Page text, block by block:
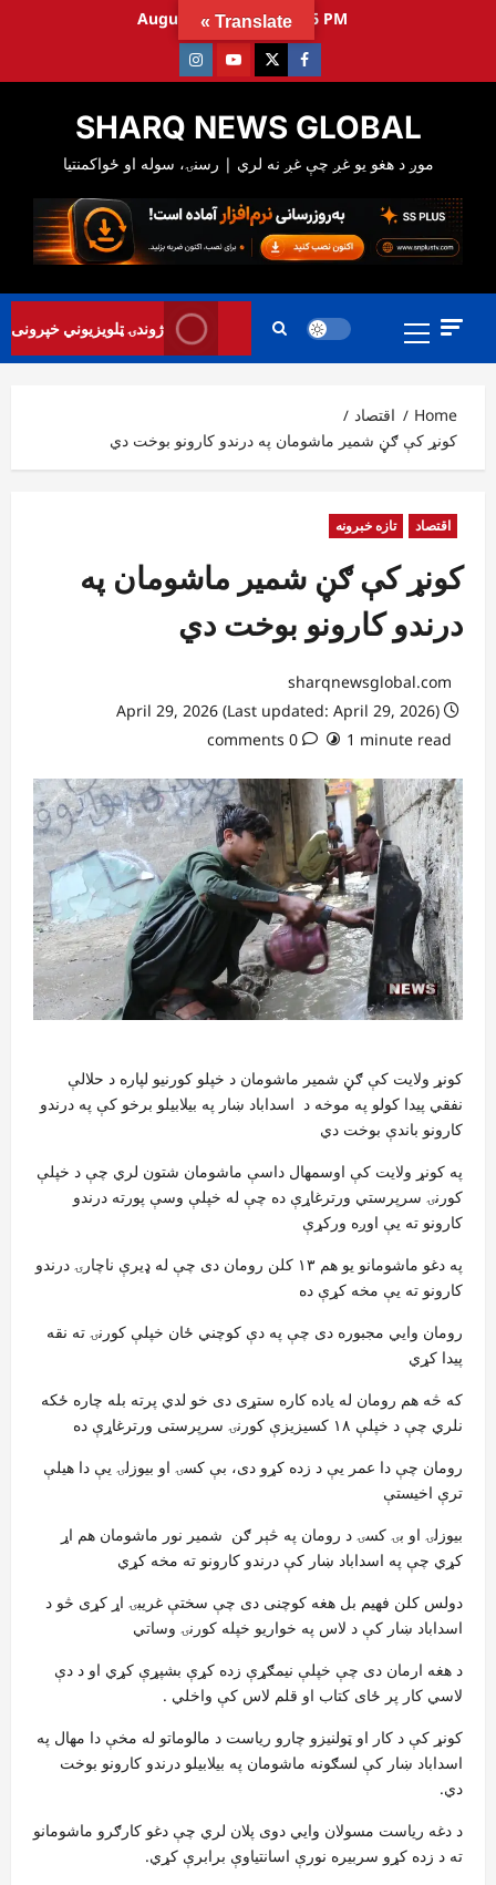
August 6, 2026 4:11:37 PM
Facebook
Twitter
Youtube
Instagram
SHARQ NEWS GLOBAL
Primary
ژوندۍ ټلویزیوني خپرونی
Home
اقتصاد
کونړ کې ګڼ شمیر ماشومان په درندو کارونو بوخت دي
اقتصاد تازه خبرونه
کونړ کې ګڼ شمیر ماشومان په
درندو کارونو بوخت دي
sharqnewsglobal.com
1 minute read
0 comments
کونړ ولایت کې ګڼ شمیر ماشومان د خپلو کورنیو لپاره د حلالې
نفقي پیدا کولو په موخه د اسداباد ښار په بیلابیلو برخو کې په درندو
کارونو باندې بوخت دي
په کونړ ولایت کې اوسمهال داسې ماشومان شتون لري چې د خپلې
کورنۍ سرپرستي ورترغاړې ده چې له خپلې وسې پورته درندو
کارونو ته يې اوږه ورکړې
په دغو ماشومانو یو هم ۱۳ کلن رومان دی چې له ډیرې ناچارۍ درندو
کارونو ته يې مخه کړې ده
رومان وايي مجبوره دی چې په دې کوچني ځان خپلې کورنۍ ته نقه
پیدا کړي
که څه هم رومان له یاده کاره ستړی دی خو لدي پرته بله چاره ځکه
نلري چې د خپلې ۱۸ کسیزیزې کورنۍ سرپرستی ورترغاړې ده
رومان چې دا عمر یې د زده کړو دی، بې کسۍ او بیوزلۍ یې دا هیلې
ترې اخیستې
بیوزلۍ او بۍ کسۍ د رومان په څېر ګن شمیر نور ماشومان هم اړ
کړي چې په اسداباد ښار کې درندو کارونو ته مخه کړي
دولس کلن فهیم بل هغه کوچنی دی چې سختې غریبۍ اړ کړی څو د
اسداباد ښار کې د لاس په خواریو خپله کورنۍ وساتي
د هغه ارمان دی چې خپلې نیمګړې زده کړې بشپړې کړي او د دې
لاسي کار پر ځای کتاب او قلم لاس کې واخلي .
کونړ کې د کار او ټولنیزو چارو ریاست د مالوماتو له مخې دا مهال په
اسداباد ښار کې لسګونه ماشومان په بیلابیلو درندو کارونو بوخت
دي.
د دغه ریاست مسولان وایي دوی پلان لري چې دغو کارګرو ماشومانو
ته د زده کړو سربیره نورې اسانتیاوې برابرې کړي.
Translate »